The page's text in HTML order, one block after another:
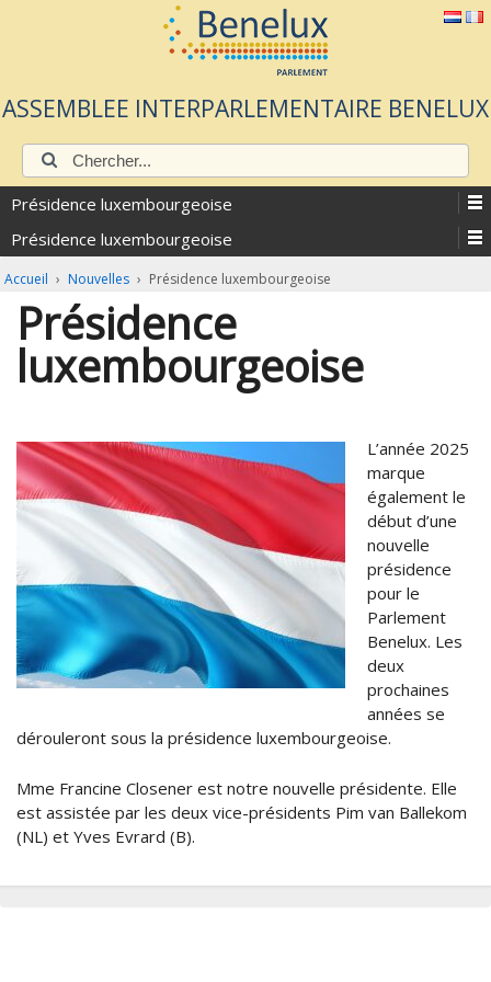
ASSEMBLEE INTERPARLEMENTAIRE BENELUX
Chercher:
Présidence luxembourgeoise
Présidence luxembourgeoise
Accueil › Nouvelles › Présidence luxembourgeoise
Présidence
luxembourgeoise
L’année 2025
marque
également le
début d’une
nouvelle
présidence
pour le
Parlement
Benelux. Les
deux
prochaines
années se
dérouleront sous la présidence luxembourgeoise.
Mme Francine Closener est notre nouvelle présidente. Elle
est assistée par les deux vice-présidents Pim van Ballekom
(NL) et Yves Evrard (B).